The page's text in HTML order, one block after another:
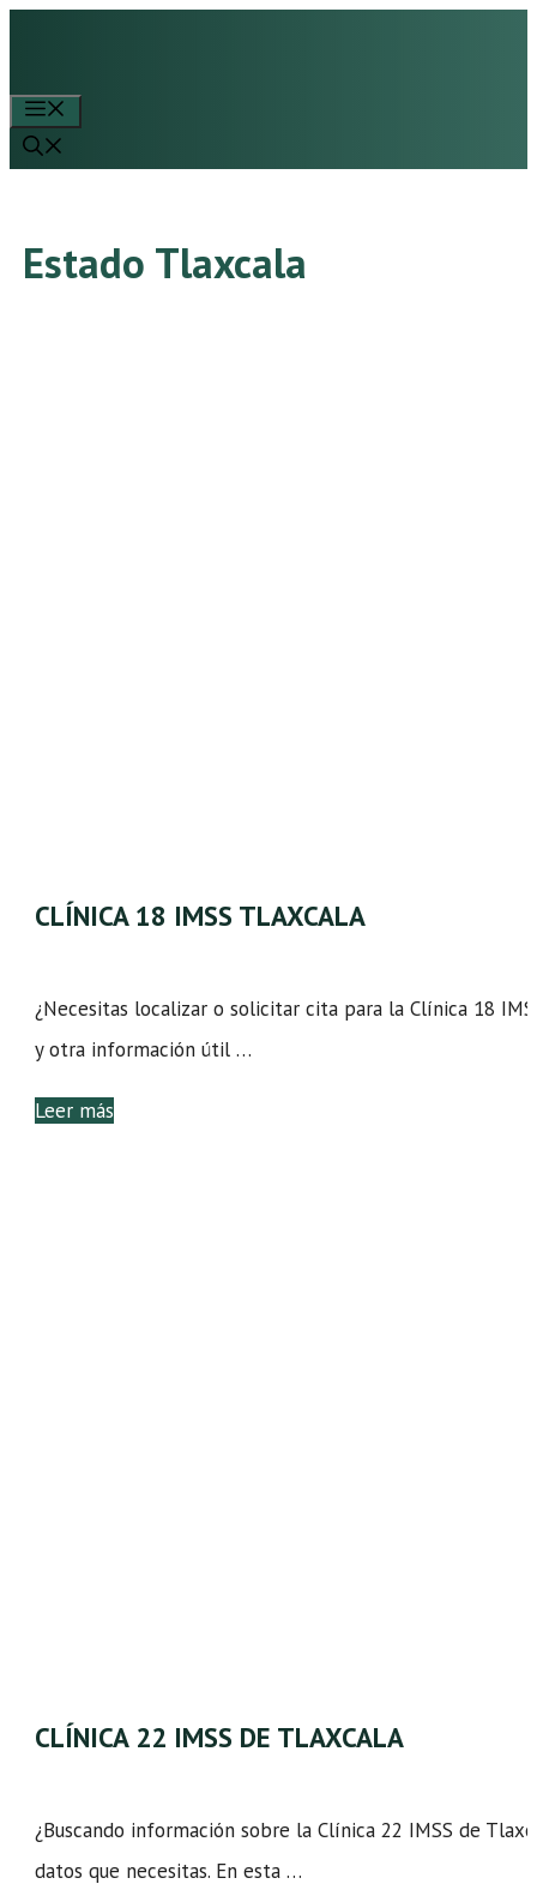
contenido
Estado Tlaxcala
CLÍNICA 18 IMSS TLAXCALA
¿Necesitas localizar o solicitar cita para la Clínica 18
y otra información útil …
Leer más
CLÍNICA 22 IMSS DE TLAXCALA
¿Buscando información sobre la Clínica 22 IMSS de
datos que necesitas. En esta …